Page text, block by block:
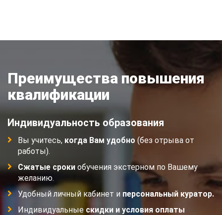
Преимущества повышения
квалификации
Индивидуальность образования
Вы учитесь, когда Вам удобно (без отрыва от
работы).
Сжатые сроки обучения экстерном по Вашему
желанию.
Удобный личный кабинет и персональный куратор.
Индивидуальные скидки и условия оплаты